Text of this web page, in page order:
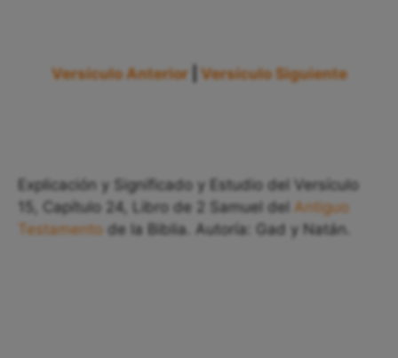
Versículo Anterior Versículo Siguiente
Explicación y Significado y Estudio del Versículo
15, Capítulo 24, Libro de 2 Samuel del Antiguo
Testamento de la Biblia. Autoría: Gad y Natán.